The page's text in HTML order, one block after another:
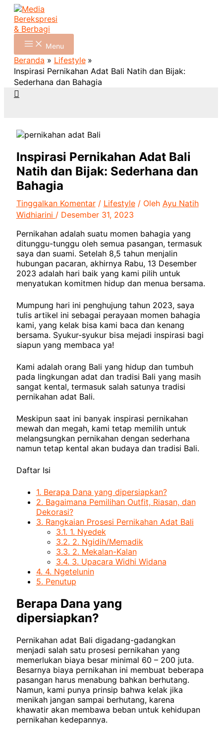
Lewati
konten
Menu
Beranda
Lifestyle
Inspirasi Pernikahan Adat Bali Natih dan Bijak:
Sederhana dan Bahagia
Cari
Inspirasi Pernikahan Adat Bali
Natih dan Bijak: Sederhana dan
Bahagia
Tinggalkan Komentar / Lifestyle/ Oleh Ayu Natih
Widhiarini / Desember 31, 2023
Pernikahan adalah suatu momen bahagia yang
ditunggu-tunggu oleh semua pasangan, termasuk
saya dan suami. Setelah 8,5 tahun menjalin
hubungan pacaran, akhirnya Rabu, 13 Desember
2023 adalah hari baik yang kami pilih untuk
menyatukan komitmen hidup dan menua bersama.
Mumpung hari ini penghujung tahun 2023, saya
tulis artikel ini sebagai perayaan momen bahagia
kami, yang kelak bisa kami baca dan kenang
bersama. Syukur-syukur bisa mejadi inspirasi bagi
siapun yang membaca ya!
Kami adalah orang Bali yang hidup dan tumbuh
pada lingkungan adat dan tradisi Bali yang masih
sangat kental, termasuk salah satunya tradisi
pernikahan adat Bali.
Meskipun saat ini banyak inspirasi pernikahan
mewah dan megah, kami tetap memilih untuk
melangsungkan pernikahan dengan sederhana
namun tetap kental akan budaya dan tradisi Bali.
Daftar Isi
1. Berapa Dana yang dipersiapkan?
2. Bagaimana Pemilihan Outfit, Riasan, dan
Dekorasi?
3. Rangkaian Prosesi Pernikahan Adat Bali
3.1. 1. Nyedek
3.2. 2. Ngidih/Memadik
3.3. 2. Mekalan-Kalan
3.4. 3. Upacara Widhi Widana
4. 4. Ngetelunin
5. Penutup
Berapa Dana yang
dipersiapkan?
Pernikahan adat Bali digadang-gadangkan
menjadi salah satu prosesi pernikahan yang
memerlukan biaya besar minimal 60 – 200 juta.
Besarnya biaya pernikahan ini membuat beberapa
pasangan harus menabung bahkan berhutang.
Namun, kami punya prinsip bahwa kelak jika
menikah jangan sampai berhutang, karena
khawatir akan membawa beban untuk kehidupan
pernikahan kedepannya.
Ketik
di
sini..
Name*
Email*
Situs
Web
P
o
t
C
a
g
o
r
i
e
s